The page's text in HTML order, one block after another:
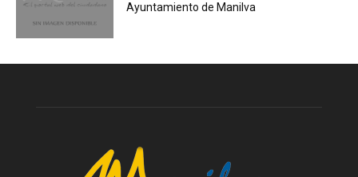
Ayuntamiento de Manilva